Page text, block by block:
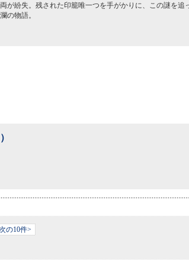
が紛失。残された印籠唯一つを手がかりに、この謎を追
の物語。
次の10件>